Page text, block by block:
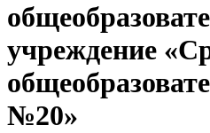
учреждение
№20»